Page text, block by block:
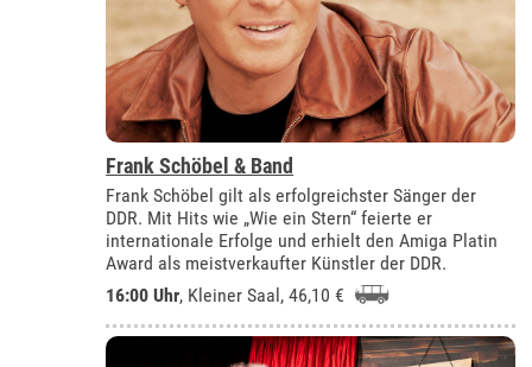
Frank Schöbel & Band
Frank Schöbel gilt als erfolgreichster Sänger der
DDR. Mit Hits wie „Wie ein Stern“ feierte er
internationale Erfolge und erhielt den Amiga Platin
Award als meistverkaufter Künstler der DDR.
16:00 Uhr, Kleiner Saal , 46,10 €